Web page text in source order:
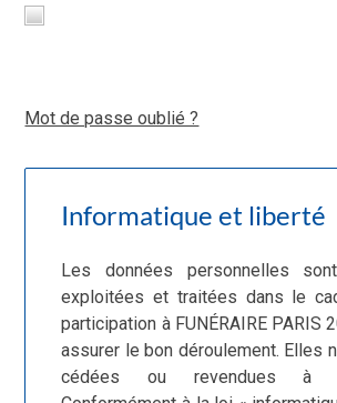
Mot de passe oublié ?
Informatique et liberté
Les données personnelles
exploitées et traitées dans le
participation à FUNÉRAIRE PARIS
assurer le bon déroulement. Elles
cédées ou revendues à